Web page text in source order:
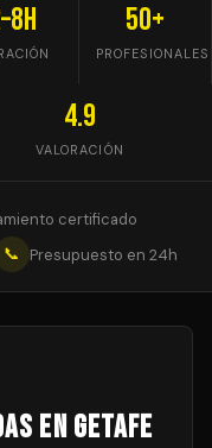
50+
PROFESIONALES
4.9
VALORACIÓN
certificado
📞 Presupuesto en 24h
en Getafe